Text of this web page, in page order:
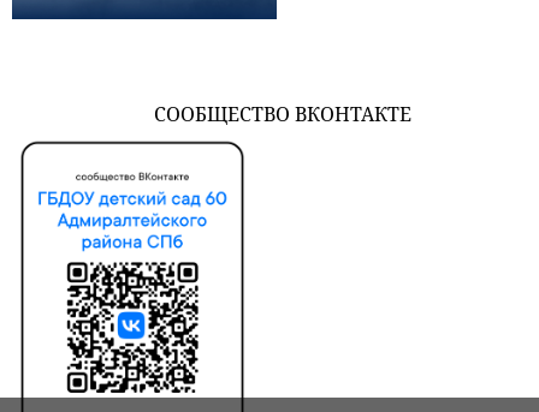
СООБЩЕСТВО ВКОНТАКТЕ